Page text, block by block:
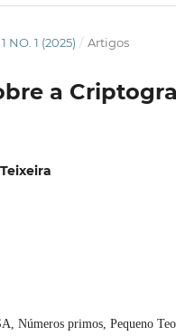
NO. 1 (2025) / Artigos
a
Números primos, Pequeno